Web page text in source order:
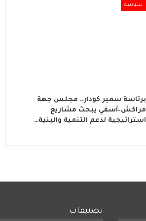
سياسة
برئاسة سمير كودار.. مجلس جهة
مراكش–آسفي يبحث مشاريع
استراتيجية لدعم التنمية والبنية…
تصنيفات